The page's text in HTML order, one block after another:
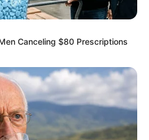
το σχέδιο
Μπάιντεν
19:36
το...
Canceling $80 Prescriptions